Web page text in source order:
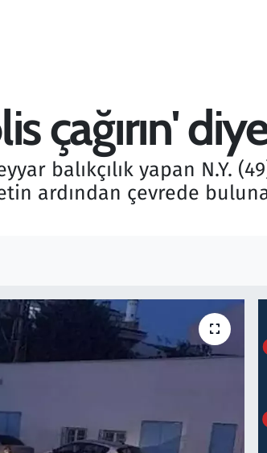
diye
balıkçılık yapan N.Y.
ardından çevrede